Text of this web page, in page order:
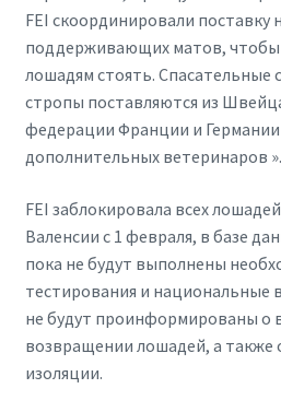
FEI скоординировали поставку
поддерживающих матов,
лошадям стоять. Спасательные
стропы поставляются из
федерации Франции и
дополнительных ветеринаров ».
FEI заблокировала всех
Валенсии с 1 февраля, в базе
пока не будут выполнены
тестирования и национальные
не будут проинформированы о
возвращении лошадей, а
изоляции.